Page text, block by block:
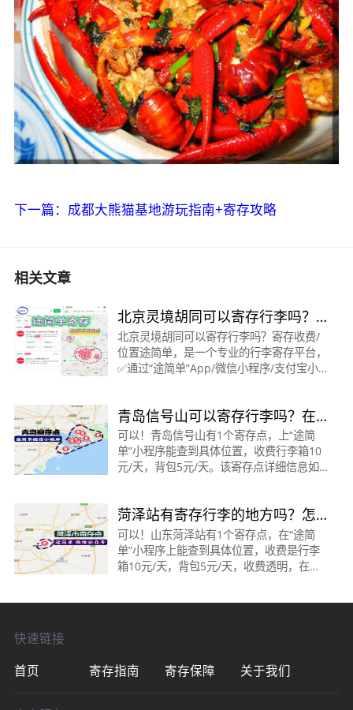
下一篇：成都大熊猫基地游玩指南+寄存攻略
相关文章
北京灵境胡同可以寄存行李吗？
寄存收费/位置
北京灵境胡同可以寄存行李吗？寄存收费/
位置途简单，是一个专业的行李寄存平台，
✅通过“途简单”App/微信小程序/支付宝小
间：08:00～21:00
青岛信号山可以寄存行李吗？在
哪里？青岛信号山寄存怎么收
费？
可以！青岛信号山有1个寄存点，上“途简
单”小程序能查到具体位置，收费行李箱10
元/天，背包5元/天。该寄存点详细信息如
元/天（在“途简单”小
菏泽站有寄存行李的地方吗？怎
么收费？（菏泽寄存）
可以！山东菏泽站有1个寄存点，在“途简
单”小程序上能查到具体位置，收费是行李
箱10元/天，背包5元/天，收费透明，在线
快速链接
首页
寄存指南 寄存保障 关于我们